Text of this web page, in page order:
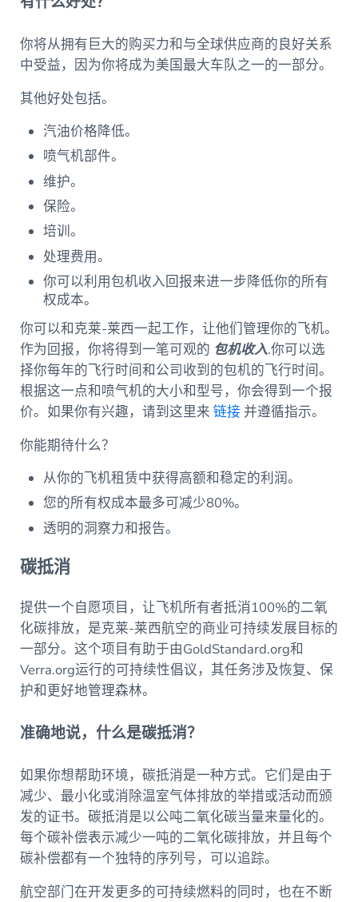
你将从拥有巨大的购买力和与全球供应商的良好关系
中受益，因为你将成为美国最大车队之一的一部分。
其他好处包括。
汽油价格降低。
喷气机部件。
维护。
保险。
培训。
处理费用。
你可以利用包机收入回报来进一步降低你的所有
权成本。
你可以和克莱-莱西一起工作，让他们管理你的飞机。
作为回报，你将得到一笔可观的 包机收入.你可以选
择你每年的飞行时间和公司收到的包机的飞行时间。
根据这一点和喷气机的大小和型号，你会得到一个报
价。如果你有兴趣，请到这里来 链接 并遵循指示。
你能期待什么？
从你的飞机租赁中获得高额和稳定的利润。
您的所有权成本最多可减少80%。
透明的洞察力和报告。
碳抵消
提供一个自愿项目，让飞机所有者抵消100%的二氧
化碳排放，是克莱-莱西航空的商业可持续发展目标的
一部分。这个项目有助于由GoldStandard.org和
Verra.org运行的可持续性倡议，其任务涉及恢复、保
护和更好地管理森林。
准确地说，什么是碳抵消？
如果你想帮助环境，碳抵消是一种方式。它们是由于
减少、最小化或消除温室气体排放的举措或活动而颁
发的证书。碳抵消是以公吨二氧化碳当量来量化的。
每个碳补偿表示减少一吨的二氧化碳排放，并且每个
碳补偿都有一个独特的序列号，可以追踪。
航空部门在开发更多的可持续燃料的同时，也在不断